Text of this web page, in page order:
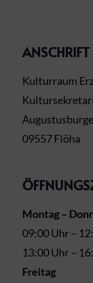
ANSCHRIFT
Kulturraum
09557 Flöha
Montag –
09:00 Uhr –
13:00 Uhr –
Freitag